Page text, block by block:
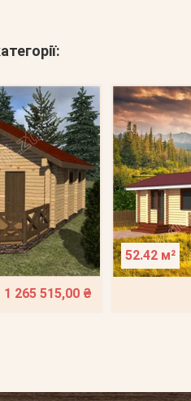
1 265 515,00 ₴
52.42 м²